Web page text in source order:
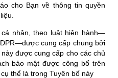
cho Bạn về thông tin quyền
nhân, theo luật hiện hành—
cung cấp chung bởi
được cung cấp cho các chủ
bảo mật được công bố trên
thể là trong Tuyên bố này